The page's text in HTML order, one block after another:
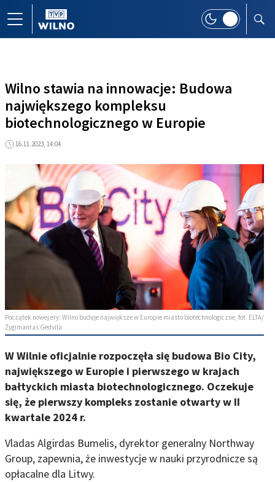
Wilno stawia na innowacje: Budowa
największego kompleksu
biotechnologicznego w Europie
16.11.2023, 14:04
Początek nowej ery: Wilno buduje największe w Europie miasto biotechnologiczne, fot. ELTA/
Žygimantas Gedvila
W Wilnie oficjalnie rozpoczęła się budowa Bio City,
największego w Europie i pierwszego w krajach
bałtyckich miasta biotechnologicznego. Oczekuje
się, że pierwszy kompleks zostanie otwarty w II
kwartale 2024 r.
Vladas Algirdas Bumelis, dyrektor generalny Northway
Group, zapewnia, że inwestycje w nauki przyrodnicze są
opłacalne dla Litwy.